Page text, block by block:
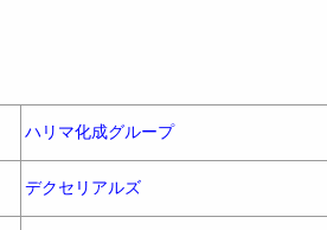
ハリマ化成グループ
デクセリアルズ